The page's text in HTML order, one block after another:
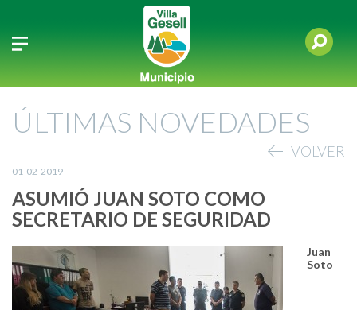
ÚLTIMAS NOVEDADES
VOLVER
01-02-2019
ASUMIÓ JUAN SOTO COMO
SECRETARIO DE SEGURIDAD
Juan
Soto